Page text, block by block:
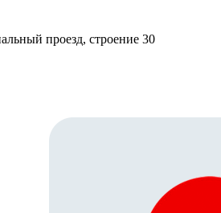
проезд, строение 30